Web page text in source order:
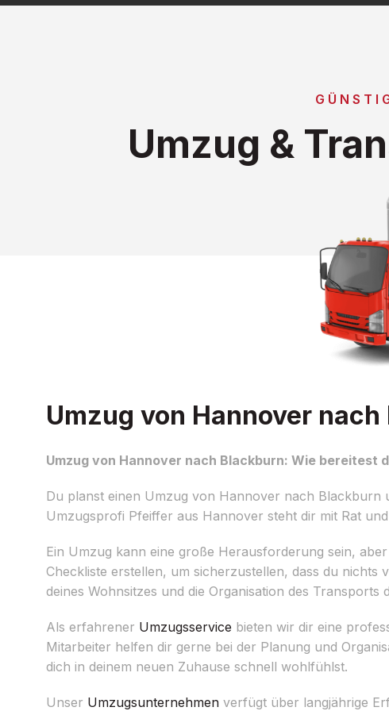
Umzug &
Umzug von Hannover
Umzug von Hannover nach Blackburn: Wie bereitest
Du planst einen Umzug von Hannover nach
Umzugsprofi Pfeiffer aus Hannover steht dir mit Rat
Ein Umzug kann eine große Herausforderung sein,
Checkliste erstellen, um sicherzustellen, dass du nichts
deines Wohnsitzes und die Organisation des
Als erfahrener Umzugsservice bieten wir dir eine
Mitarbeiter helfen dir gerne bei der Planung und
dich in deinem neuen Zuhause schnell wohlfühlst.
Unser Umzugsunternehmen verfügt über langjährige